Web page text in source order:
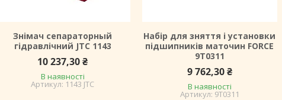
Знімач сепараторный
гідравлічний JTC 1143
10 237,30 ₴
В наявності
1143 JTC
Набір для зняття і установки
підшипників маточин FORCE
9T0311
9 762,30 ₴
В наявності
9T0311